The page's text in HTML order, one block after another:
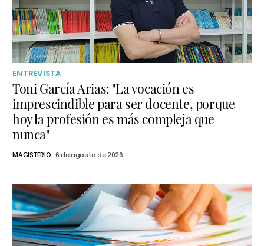
ENTREVISTA
Toni García Arias: "La vocación es
imprescindible para ser docente, porque
hoy la profesión es más compleja que
nunca"
MAGISTERIO 6 de agosto de 2026